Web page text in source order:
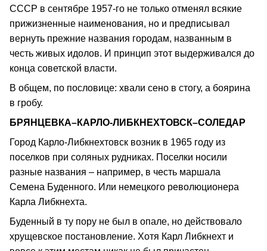
СССР в сентябре 1957-го не только отменял всякие
прижизненные наименования, но и предписывал
вернуть прежние названия городам, названным в
честь живых идолов. И принцип этот выдерживался до
конца советской власти.
В общем, по пословице: хвали сено в стогу, а боярина
в гробу.
БРЯНЦЕВКА–КАРЛО-ЛИБКНЕХТОВСК–СОЛЕДАР
Город Карло-Либкнехтовск возник в 1965 году из
поселков при соляных рудниках. Поселки носили
разные названия – например, в честь маршала
Семена Буденного. Или немецкого революционера
Карла Либкнехта.
Буденный в ту пору не был в опале, но действовало
хрущевское постановление. Хотя Карл Либкнехт и